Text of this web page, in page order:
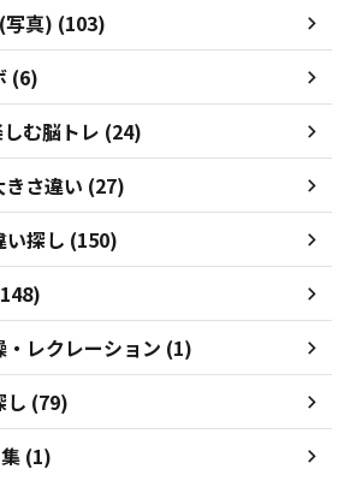
写真) (103)
(6)
む脳トレ (24)
きさ違い (27)
い探し (150)
レクレーション (1)
し (79)
(1)